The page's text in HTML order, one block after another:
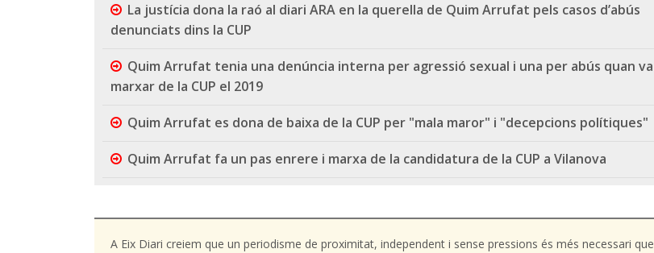
La justícia dona la raó al diari ARA en la querella de Quim Arrufat pels casos d’abús
denunciats dins la CUP
Quim Arrufat tenia una denúncia interna per agressió sexual i una per abús quan va
marxar de la CUP el 2019
Quim Arrufat es dona de baixa de la CUP per "mala maror" i "decepcions polítiques"
Quim Arrufat fa un pas enrere i marxa de la candidatura de la CUP a Vilanova
A Eix Diari creiem que un periodisme de proximitat, independent i sense pressions és més necessari que